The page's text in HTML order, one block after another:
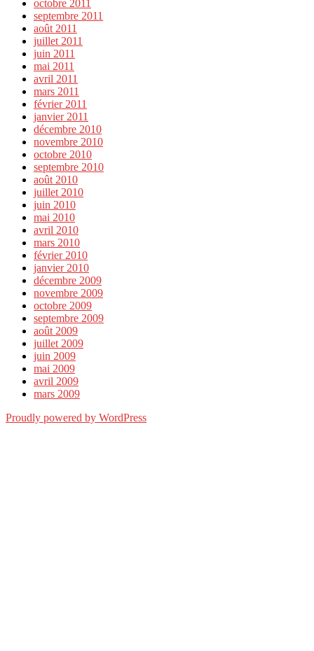
octobre 2011
septembre 2011
août 2011
juillet 2011
juin 2011
mai 2011
avril 2011
mars 2011
février 2011
janvier 2011
décembre 2010
novembre 2010
octobre 2010
septembre 2010
août 2010
juillet 2010
juin 2010
mai 2010
avril 2010
mars 2010
février 2010
janvier 2010
décembre 2009
novembre 2009
octobre 2009
septembre 2009
août 2009
juillet 2009
juin 2009
mai 2009
avril 2009
mars 2009
Proudly powered by WordPress